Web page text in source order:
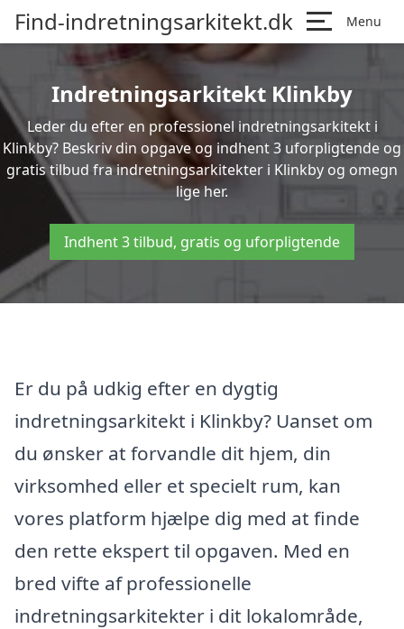
Find-indretningsarkitekt.dk Menu
Indretningsarkitekt Klinkby
Leder du efter en professionel indretningsarkitekt i
Klinkby? Beskriv din opgave og indhent 3 uforpligtende og
gratis tilbud fra indretningsarkitekter i Klinkby og omegn
lige her.
Indhent 3 tilbud, gratis og uforpligtende
Er du på udkig efter en dygtig
indretningsarkitekt i Klinkby? Uanset om
du ønsker at forvandle dit hjem, din
virksomhed eller et specielt rum, kan
vores platform hjælpe dig med at finde
den rette ekspert til opgaven. Med en
bred vifte af professionelle
indretningsarkitekter i dit lokalområde,